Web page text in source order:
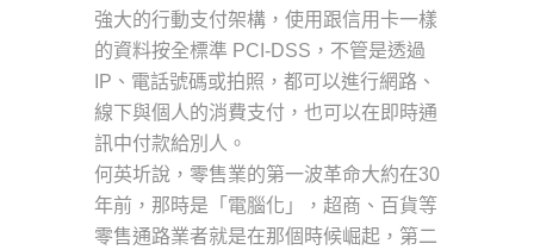
強大的行動支付架構，使用跟信用卡一樣
的資料按全標準 PCI-DSS，不管是透過
IP、電話號碼或拍照，都可以進行網路、
線下與個人的消費支付，也可以在即時通
訊中付款給別人。
何英圻說，零售業的第一波革命大約在30
年前，那時是「電腦化」，超商、百貨等
零售通路業者就是在那個時候崛起，第二